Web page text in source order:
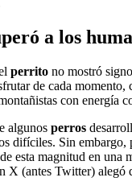
a los
perrito no mostró
de cada
con energía
algunos perros
difíciles. Sin embargo,
esta magnitud en una
X (antes Twitter) alegó